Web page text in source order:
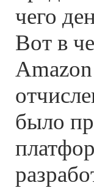
чего
Вот в
было